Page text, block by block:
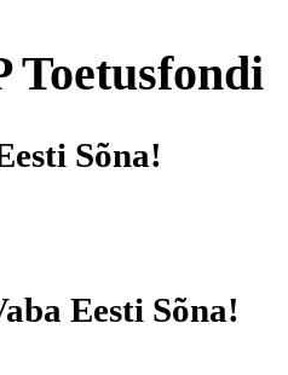
Toetusfondi
Sõna!
Eesti Sõna!